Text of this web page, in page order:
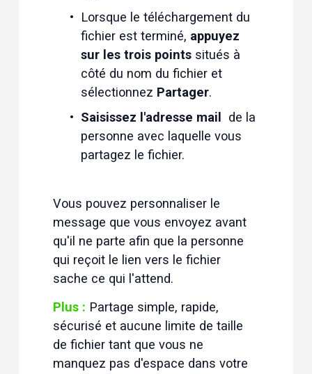
Lorsque le téléchargement du
fichier est terminé, appuyez
sur les trois points situés à
côté du nom du fichier et
sélectionnez Partager.
Saisissez l'adresse mail
de la
personne avec laquelle vous
partagez le fichier.
Vous pouvez personnaliser le
message que vous envoyez avant
qu'il ne parte afin que la personne
qui reçoit le lien vers le fichier
sache ce qui l'attend.
Plus : Partage simple, rapide,
sécurisé et aucune limite de taille
de fichier tant que vous ne
manquez pas d'espace dans votre